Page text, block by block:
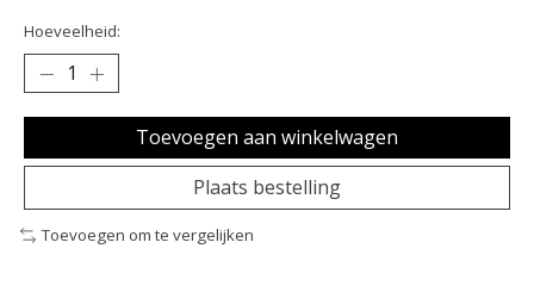
Hoeveelheid:
Toevoegen aan winkelwagen
Plaats bestelling
Toevoegen om te vergelijken